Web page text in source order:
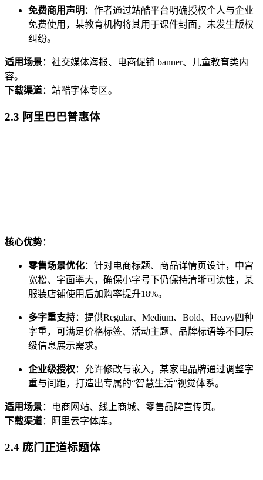
免费商用声明 ：作者通过站酷平台明确授权个人与企业
免费使用，某教育机构将其用于课件封面，未发生版权
纠纷。
适用场景：社交媒体海报、电商促销 banner、儿童教育类内
容。
下载渠道：站酷字体专区。
2.3 阿里巴巴普惠体
核心优势：
零售场景优化：针对电商标题、商品详情页设计，中宫
宽松、字面率大，确保小字号下仍保持清晰可读性，某
服装店铺使用后加购率提升18%。
多字重支持：提供Regular、Medium、Bold、Heavy四种
字重，可满足价格标签、活动主题、品牌标语等不同层
级信息展示需求。
企业级授权：允许修改与嵌入，某家电品牌通过调整字
重与间距，打造出专属的“智慧生活”视觉体系。
适用场景：电商网站、线上商城、零售品牌宣传页。
下载渠道：阿里云字体库。
2.4 庞门正道标题体